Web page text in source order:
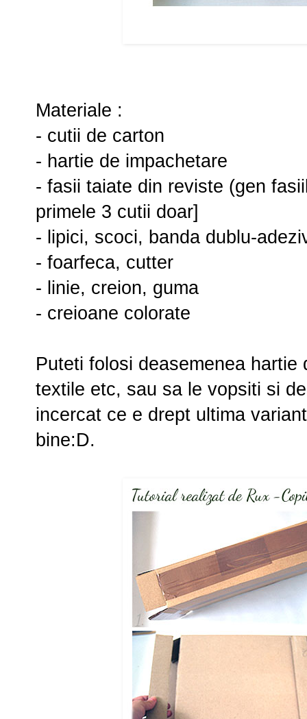
Materiale :
- cutii de carton
- hartie de impachetare
- fasii taiate din reviste (gen
primele 3 cutii doar]
- lipici, scoci, banda dublu-
- foarfeca, cutter
- linie, creion, guma
- creioane colorate
Puteti folosi deasemenea
textile etc, sau sa le vopsiti si
incercat ce e drept ultima
bine:D.